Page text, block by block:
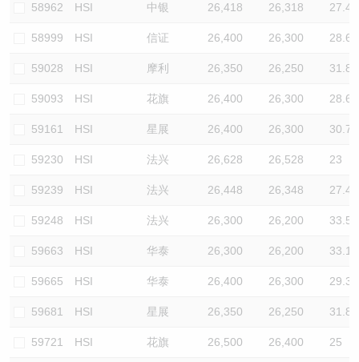
58962 HSI 中银 26,418 26,318 27.4
58999 HSI 信证 26,400 26,300 28.6
59028 HSI 摩利 26,350 26,250 31.8
59093 HSI 花旗 26,400 26,300 28.6
59161 HSI 星展 26,400 26,300 30.7
59230 HSI 法兴 26,628 26,528 23
59239 HSI 法兴 26,448 26,348 27.4
59248 HSI 法兴 26,300 26,200 33.5
59663 HSI 华泰 26,300 26,200 33.1
59665 HSI 华泰 26,400 26,300 29.3
59681 HSI 星展 26,350 26,250 31.8
59721 HSI 花旗 26,500 26,400 25